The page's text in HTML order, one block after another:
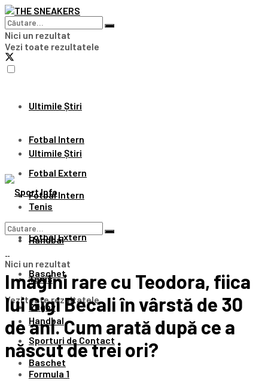
Nici un rezultat
Vezi toate rezultatele
Ultimile Știri
Fotbal Intern
Fotbal Extern
Tenis
Handbal
Baschet
Rugby
Sporturi de Contact
Formula 1
Ultimile Știri
Fotbal Intern
Fotbal Extern
Tenis
Handbal
Baschet
Nici un rezultat
Vezi toate rezultatele
Imagini rare cu Teodora, fiica
lui Gigi Becali în vârstă de 30
de ani. Cum arată după ce a
născut de trei ori?